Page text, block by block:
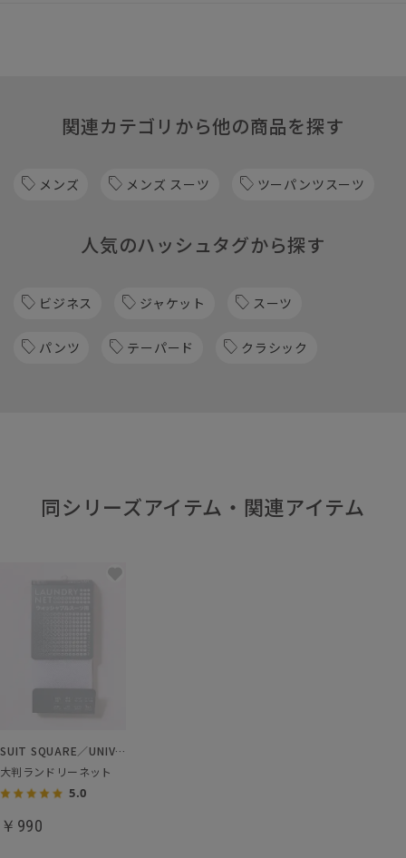
関連カテゴリから他の商品を探す
メンズ メンズ スーツ ツーパンツスーツ
人気のハッシュタグから探す
ビジネス ジャケット スーツ
パンツ テーパード クラシック
同シリーズアイテム・関連アイテム
SUIT SQUARE／UNIVERSAL LANGUAGE／WHITE
大判ランドリーネット
5.0
￥990